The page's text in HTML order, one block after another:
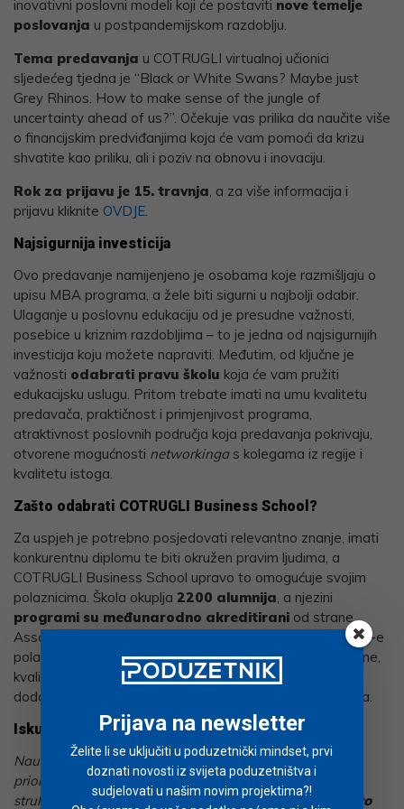
inovativni poslovni modeli koji će postaviti nove temelje
poslovanja u postpandemijskom razdoblju.
Tema predavanja u COTRUGLI virtualnoj učionici
sljedećeg tjedna je “Black or White Swans? Maybe just
Grey Rhinos. How to make sense of the jungle of
uncertainty ahead of us?”. Očekuje vas prilika da naučite više
o financijskim predviđanjima koja će vam pomoći da krizu
shvatite kao priliku, ali i poziv na obnovu i inovaciju.
Rok za prijavu je 15. travnja, a za više informacija i
prijavu kliknite OVDJE.
Najsigurnija investicija
Ovo predavanje namijenjeno je osobama koje razmišljaju o
upisu MBA programa, a žele biti sigurni u najbolji odabir.
Ulaganje u poslovnu edukaciju od je presudne važnosti,
posebice u kriznim razdobljima – to je jedna od najsigurnijih
investicija koju možete napraviti. Međutim, od ključne je
važnosti odabrati pravu školu koja će vam pružiti
edukacijsku uslugu. Pritom trebate imati na umu kvalitetu
predavača, praktičnost i primjenjivost programa,
atraktivnost poslovnih područja koja predavanja pokrivaju,
otvorene mogućnosti networkingas kolegama iz regije i
kvalitetu istoga.
Zašto odabrati COTRUGLI Business School?
Za uspjeh je potrebno posjedovati relevantno znanje, imati
konkurentnu diplomu te biti okružen pravim ljudima, a
COTRUGLI Business School upravo to omogućuje svojim
polaznicima. Škola okuplja 2200 alumnija, a njezini
programi su međunarodno akreditirani od strane
Assocation of MBAs (AMBA). Priznanje od strane AMBA-e
polaznicima jamči prepoznatljivost i konkurentnost diplome,
kvalitetu predavača, iskustvo i relevantnost polaznika te
dodatne aktivnosti koje podržavaju
polaznika.
Iskustva COTRUGLI alumnija:
Naučio sam kako pristupiti izazovima, kako odrediti
prioritete kad se pojavi multitasking, kako razmišljati na
strukturiran način i učinkovito komunicirati ideje.
Ono što
Prijava na newsletter
Želite li se uključiti u poduzetnički mindset, prvi
doznati novosti iz svijeta poduzetništva i
sudjelovati u našim novim projektima?!